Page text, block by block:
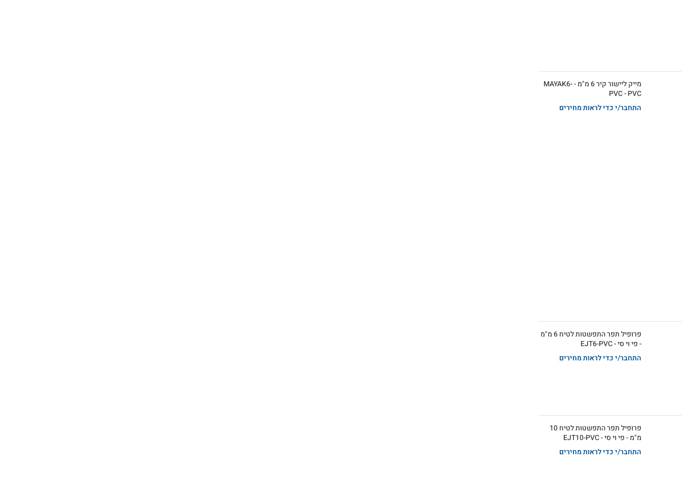
מייק ליישור קיר 6 מ"מ - MAYAK6-
PVC - PVC
התחבר/י כדי לראות מחירים
פרופיל תפר התפשטות לטיח 6 מ"מ
- פי וי סי - EJT6-PVC
התחבר/י כדי לראות מחירים
פרופיל תפר התפשטות לטיח 10
מ"מ - פי וי סי - EJT10-PVC
התחבר/י כדי לראות מחירים